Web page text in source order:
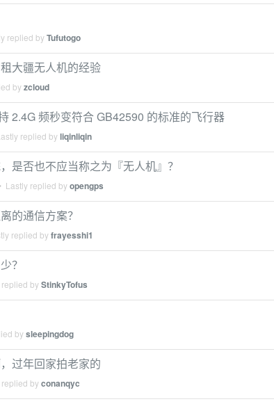
replied byTufutogo
大疆无人机的经验
byzcloud
2.4G 频秒变符合 GB42590 的标准的飞行器
replied byliqinliqin
是否也不应当称之为『无人机』？
• Lastly replied byopengps
的通信方案？
replied byfrayesshi1
？
byStinkyTofus
bysleepingdog
过年回家拍老家的
byconanqyc